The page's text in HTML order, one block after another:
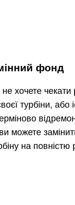
фонд
хочете чекати
турбіни, або
можете
на повністю